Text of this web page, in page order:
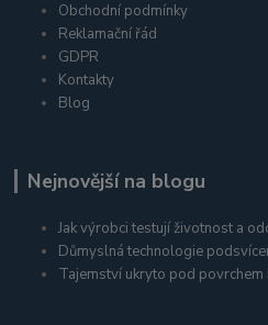
Obchodní podmínky
Reklamační řád
GDPR
Kontakty
Blog
Nejnovější na blogu
Jak výrobci testují životnost a
Důmyslná technologie
Tajemství ukryto pod povrchem